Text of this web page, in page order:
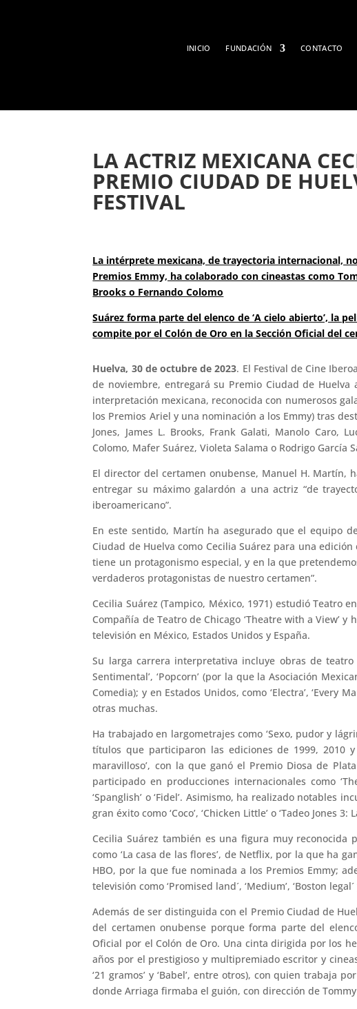
INICIO FUNDACIÓN CONTACTO
LA ACTRIZ MEXICANA
PREMIO CIUDAD DE
FESTIVAL
La intérprete mexicana, de trayectoria internacional,
Premios Emmy, ha colaborado con cineastas como
Brooks o Fernando Colomo
Suárez forma parte del elenco de ‘A cielo abierto’, la
compite por el Colón de Oro en la Sección Oficial del
Huelva, 30 de octubre de 2023. El Festival de Cine
de noviembre, entregará su Premio Ciudad de
interpretación mexicana, reconocida con numerosos
los Premios Ariel y una nominación a los Emmy) tras
Jones, James L. Brooks, Frank Galati, Manolo Caro,
Colomo, Mafer Suárez, Violeta Salama o Rodrigo García
El director del certamen onubense, Manuel H. Martín,
entregar su máximo galardón a una actriz “de
iberoamericano”.
En este sentido, Martín ha asegurado que el equipo
Ciudad de Huelva como Cecilia Suárez para una
tiene un protagonismo especial, y en la que
verdaderos protagonistas de nuestro certamen”.
Cecilia Suárez (Tampico, México, 1971) estudió Teatro
Compañía de Teatro de Chicago ‘Theatre with a View’
televisión en México, Estados Unidos y España.
Su larga carrera interpretativa incluye obras de teatro
Sentimental’, ‘Popcorn’ (por la que la Asociación
Comedia); y en Estados Unidos, como ‘Electra’, ‘Every
otras muchas.
Ha trabajado en largometrajes como ‘Sexo, pudor y
títulos que participaron las ediciones de 1999, 2010 y
maravilloso’, con la que ganó el Premio Diosa de
participado en producciones internacionales como
‘Spanglish’ o ‘Fidel’. Asimismo, ha realizado notables
gran éxito como ‘Coco’, ‘Chicken Little’ o ‘Tadeo Jones 3:
Cecilia Suárez también es una figura muy
como ‘La casa de las flores’, de Netflix, por la que ha
HBO, por la que fue nominada a los Premios Emmy;
televisión como ‘Promised land´, ‘Medium’, ‘Boston legal´
Además de ser distinguida con el Premio Ciudad de
del certamen onubense porque forma parte del
Oficial por el Colón de Oro. Una cinta dirigida por los
años por el prestigioso y multipremiado escritor y
‘21 gramos’ y ‘Babel’, entre otros), con quien trabaja
donde Arriaga firmaba el guión, con dirección de Tommy